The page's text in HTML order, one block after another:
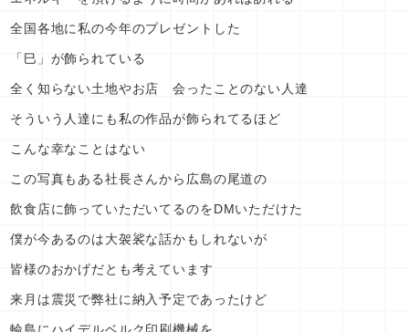
全国各地に私の今年のプレゼントした
「巳」が飾られている
全く知らない土地やお店 会ったことのない人達
そういう人達にも私の作品が飾られてるほど
こんな幸なことはない
この写真もある社長さんから広島の尾道の
飲食店に飾っていただいてるのをDМいただけた
僕が今あるのは大袈裟な話かもしれないが
皆様のおかげだとも考えています
来月は震災で弊社に納入予定であったけど